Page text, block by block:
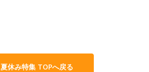
夏休み特集 TOPへ戻る